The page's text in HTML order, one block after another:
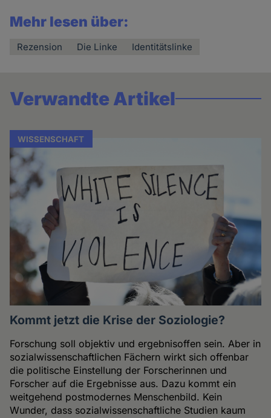
Mehr lesen über:
Rezension Die Linke Identitätslinke
Verwandte Artikel
WISSENSCHAFT
Kommt jetzt die Krise der Soziologie?
Forschung soll objektiv und ergebnisoffen sein. Aber in
sozialwissenschaftlichen Fächern wirkt sich offenbar
die politische Einstellung der Forscherinnen und
Forscher auf die Ergebnisse aus. Dazu kommt ein
weitgehend postmodernes Menschenbild. Kein
Wunder, dass sozialwissenschaftliche Studien kaum